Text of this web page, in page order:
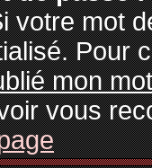
votre mot
Pour
mon
vous